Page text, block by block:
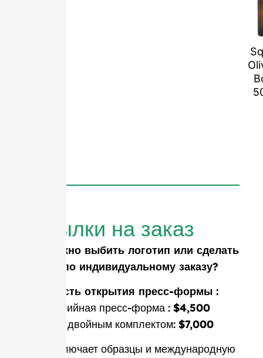
Бутылки на заказ
Вам нужно выбить логотип или сделать
форму по индивидуальному заказу?
Стоимость открытия пресс-формы :
Односерийная пресс-форма : $4,500
Форма с двойным комплектом: $7,000
Цена включает образцы и международную